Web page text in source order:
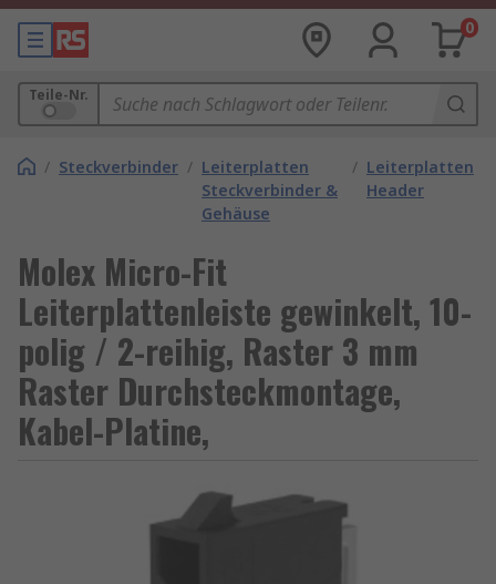
0
Teile-Nr.
/ Steckverbinder / Leiterplatten
Steckverbinder &
Gehäuse
/ Leiterplatten
Header
Molex Micro-Fit
Leiterplattenleiste gewinkelt, 10-
polig / 2-reihig, Raster 3 mm
Raster Durchsteckmontage,
Kabel-Platine,